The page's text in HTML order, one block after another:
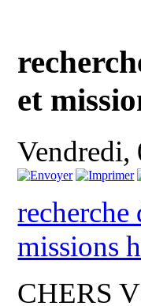
et
recherche
missions
CHERS